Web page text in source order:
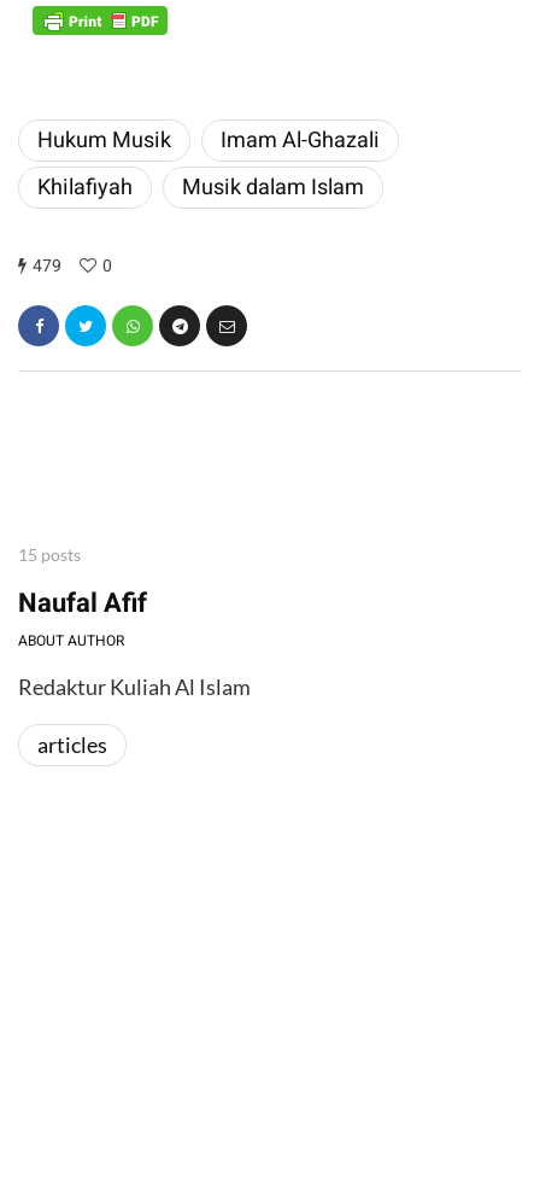
​Hukum Musik
Imam Al-Ghazali
​Khilafiyah
​Musik dalam Islam
479 0
15 posts
Naufal Afif
ABOUT AUTHOR
Redaktur Kuliah Al Islam
articles